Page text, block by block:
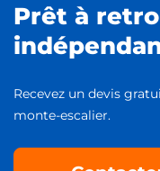
Prêt à
Recevez un devis
monte-escalier.